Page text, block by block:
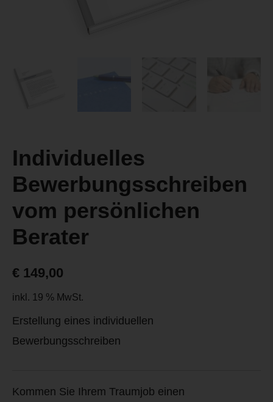
Individuelles
Bewerbungsschreiben
vom persönlichen
Berater
€ 149,00
inkl. 19 % MwSt.
Erstellung eines individuellen
Bewerbungsschreiben
Kommen Sie Ihrem Traumjob einen